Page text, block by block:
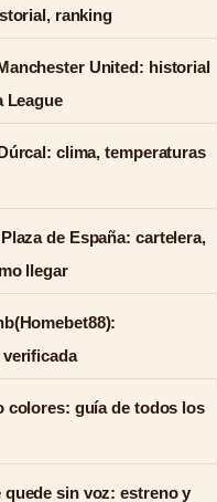
ranking
United: historial
League
clima, temperaturas
de España: cartelera,
llegar
colores: guía de todos los
quede sin voz: estreno y